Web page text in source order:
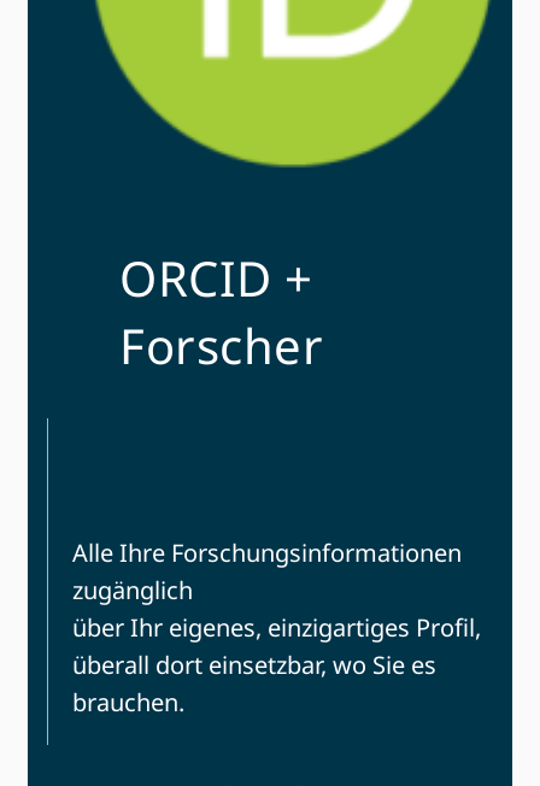
ORCID +
Forscher
Alle Ihre Forschungsinformationen
zugänglich
über Ihr eigenes, einzigartiges Profil,
überall dort einsetzbar, wo Sie es
brauchen.